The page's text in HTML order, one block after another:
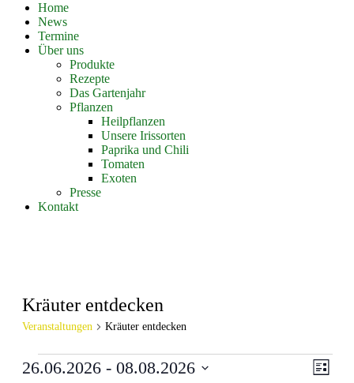
Home
News
Termine
Über uns
Produkte
Rezepte
Das Gartenjahr
Pflanzen
Heilpflanzen
Unsere Irissorten
Paprika und Chili
Tomaten
Exoten
Presse
Kontakt
Kräuter entdecken
Veranstaltungen Kräuter entdecken
Liste
26.06.2026 - 08.08.2026